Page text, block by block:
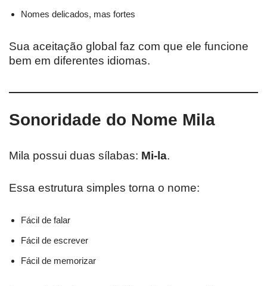
Nomes delicados, mas fortes
Sua aceitação global faz com que ele funcione
bem em diferentes idiomas.
Sonoridade do Nome Mila
Mila possui duas sílabas: Mi-la.
Essa estrutura simples torna o nome:
Fácil de falar
Fácil de escrever
Fácil de memorizar